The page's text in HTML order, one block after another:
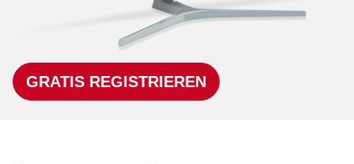
GRATIS REGISTRIEREN